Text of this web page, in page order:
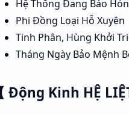
Hệ Thống Đang Báo
Phi Đồng Loại Hỗ Xuyên
Tinh Phân, Hùng Khởi
Tháng Ngày Bảo Mệnh
【 Động Kinh HỆ